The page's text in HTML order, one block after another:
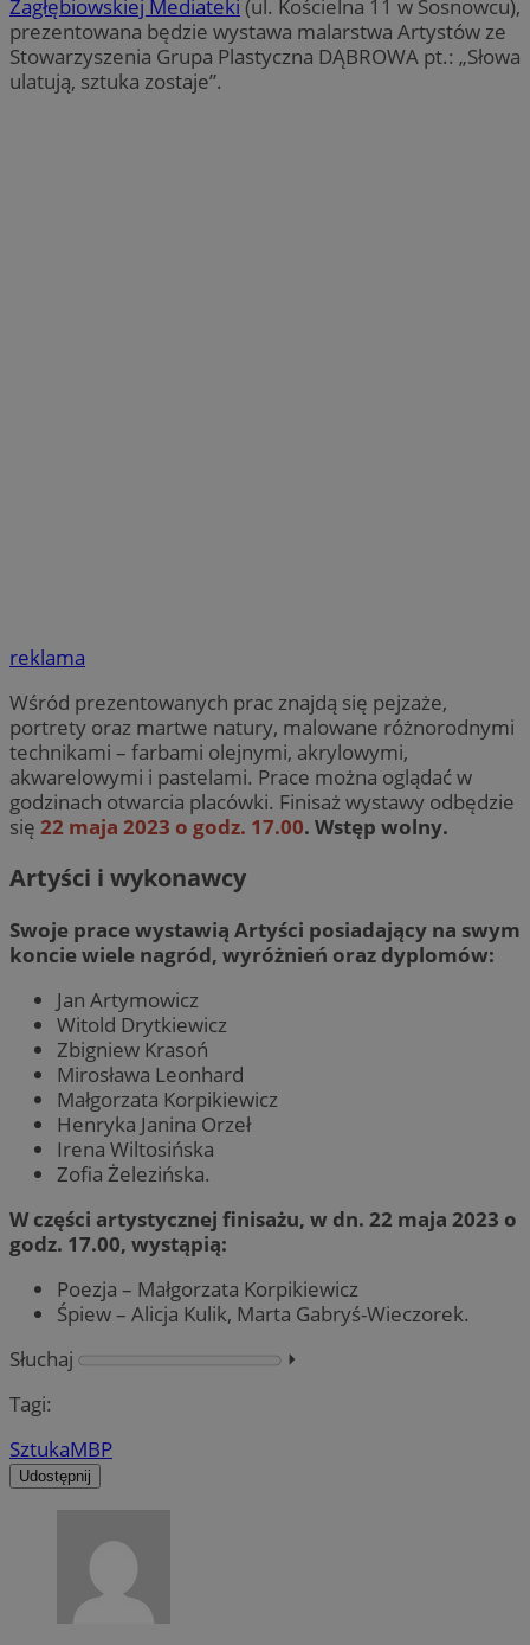
Zagłębiowskiej Mediateki (ul. Kościelna 11 w Sosnowcu),
prezentowana będzie wystawa malarstwa Artystów ze
Stowarzyszenia Grupa Plastyczna DĄBROWA pt.: „Słowa
ulatują, sztuka zostaje”.
reklama
Wśród prezentowanych prac znajdą się pejzaże,
portrety oraz martwe natury, malowane różnorodnymi
technikami – farbami olejnymi, akrylowymi,
akwarelowymi i pastelami. Prace można oglądać w
godzinach otwarcia placówki. Finisaż wystawy odbędzie
się 22 maja 2023 o godz. 17.00. Wstęp wolny.
Artyści i wykonawcy
Swoje prace wystawią Artyści posiadający na swym
koncie wiele nagród, wyróżnień oraz dyplomów:
Jan Artymowicz
Witold Drytkiewicz
Zbigniew Krasoń
Mirosława Leonhard
Małgorzata Korpikiewicz
Henryka Janina Orzeł
Irena Wiltosińska
Zofia Żelezińska.
W części artystycznej finisażu, w dn. 22 maja 2023 o
godz. 17.00, wystąpią:
Poezja – Małgorzata Korpikiewicz
Śpiew – Alicja Kulik, Marta Gabryś-Wieczorek.
Słuchaj
⏵︎
Tagi:
SztukaMBP
Udostępnij